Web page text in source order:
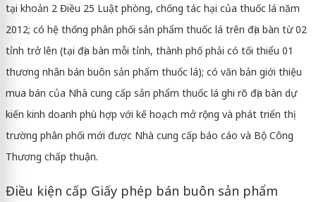
tại khoản 2 Điều 25 Luật phòng, chống tác hại của thuốc lá năm
2012; có hệ thống phân phối sản phẩm thuốc lá trên địa bàn từ 02
tỉnh trở lên (tại địa bàn mỗi tỉnh, thành phố phải có tối thiểu 01
thương nhân bán buôn sản phẩm thuốc lá); có văn bản giới thiệu
mua bán của Nhà cung cấp sản phẩm thuốc lá ghi rõ địa bàn dự
kiến kinh doanh phù hợp với kế hoạch mở rộng và phát triển thị
trường phân phối mới được Nhà cung cấp báo cáo và Bộ Công
Thương chấp thuận.
Điều kiện cấp Giấy phép bán buôn sản phẩm